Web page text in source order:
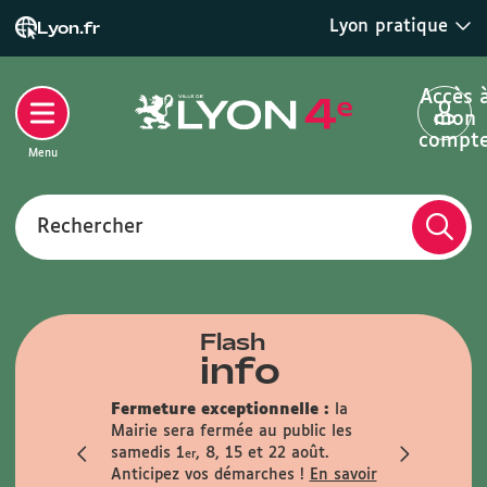
Lyon.fr Lyon pratique
Rechercher
Accès
mon
Menu
Flash
info
Fermeture exceptionnelle :
la
Mairie sera fermée au public les
samedis 1er, 8, 15 et 22 août.
Anticipez vos démarches !
En savoir
travaux du